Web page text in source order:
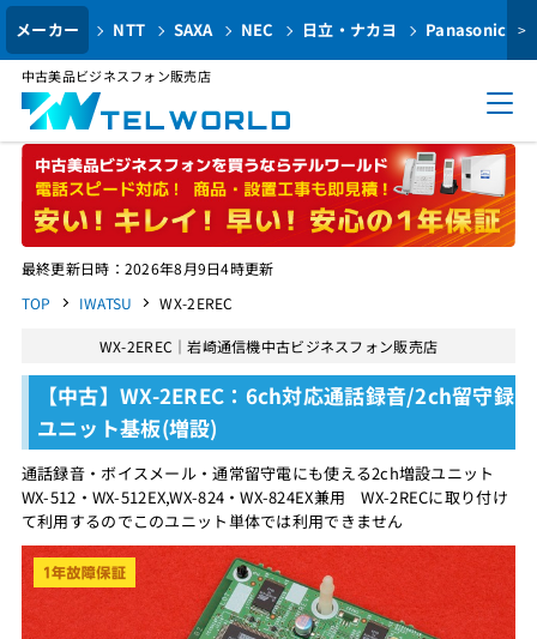
メーカー NTT SAXA NEC 日立・ナカヨ Panasonic >
中古美品ビジネスフォン販売店
最終更新日時：2026年8月9日4時更新
TOP
IWATSU WX-2EREC
WX-2EREC｜岩崎通信機中古ビジネスフォン販売店
【中古】WX-2EREC：6ch対応通話録音/2ch留守録
ユニット基板(増設)
通話録音・ボイスメール・通常留守電にも使える2ch増設ユニット
WX-512・WX-512EX,WX-824・WX-824EX兼用 WX-2RECに取り付け
て利用するのでこのユニット単体では利用できません